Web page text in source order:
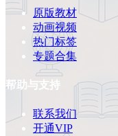
原版教材
动画视频
热门标签
专题合集
帮助与支持
联系我们
开通VIP